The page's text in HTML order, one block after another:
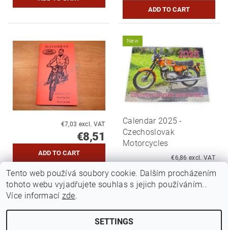
€7,03 excl. VAT
€8,51
New
Calendar 2025 -
Czechoslovak
Motorcycles
€6,86 excl. VAT
€8,30
DETAIL
Tento web používá soubory cookie. Dalším procházením
tohoto webu vyjadřujete souhlas s jejich používáním..
Více informací zde.
SETTINGS